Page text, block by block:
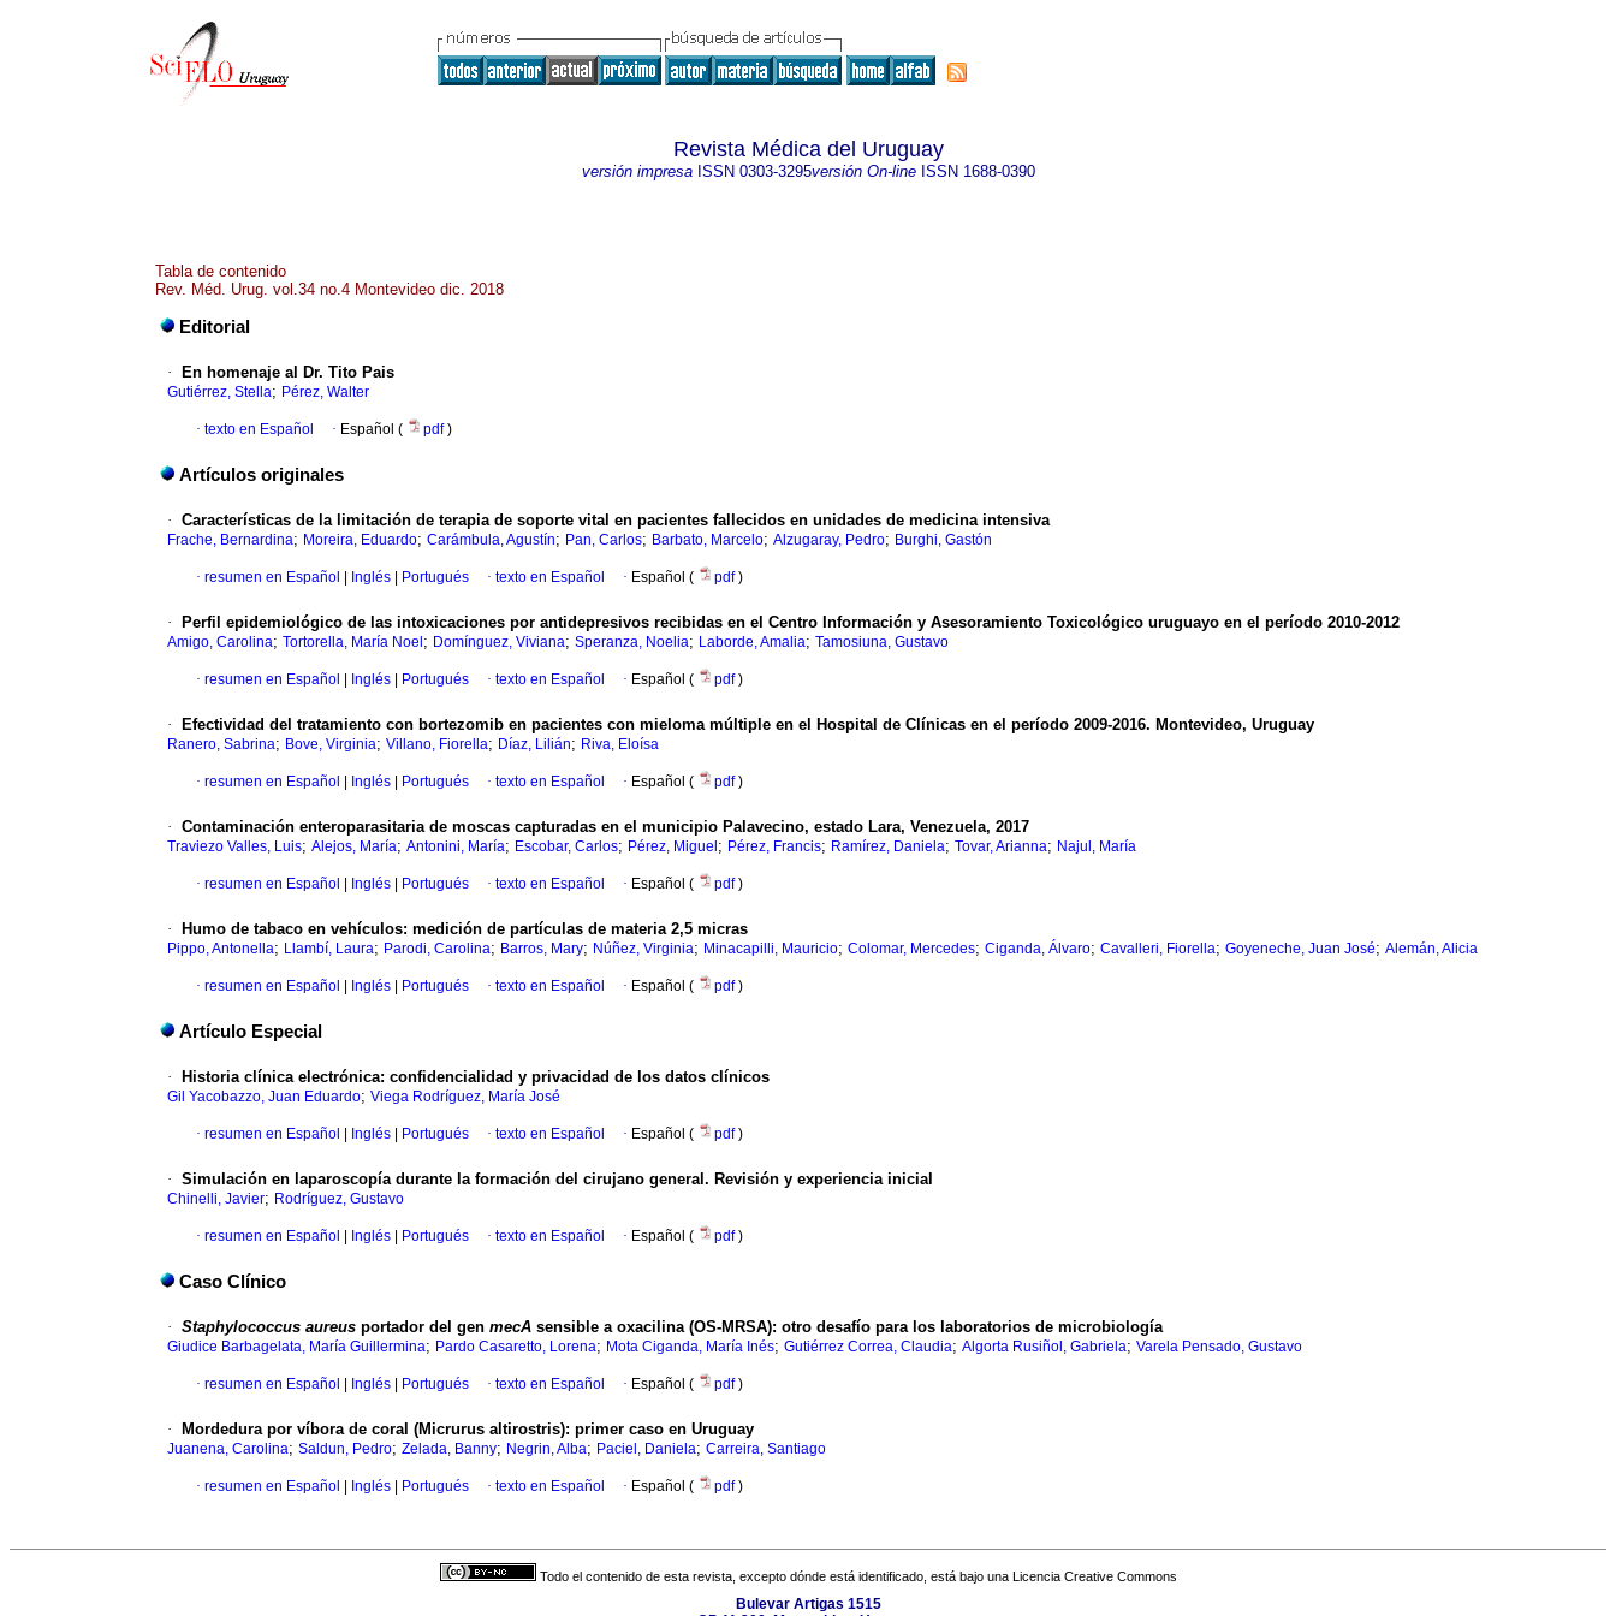
Revista Médica del Uruguay
versión impresaISSN 0303-3295versión On-lineISSN 1688-0390
Tabla de contenido
Rev. Méd. Urug. vol.34 no.4 Montevideo dic. 2018
Editorial
· En homenaje al Dr. Tito Pais
Gutiérrez, Stella; Pérez, Walter
· texto en Español · Español ( pdf)
Artículos originales
· Características de la limitación de terapia de soporte vital en pacientes fallecidos en unidades de medicina intensiva
Frache, Bernardina; Moreira, Eduardo; Carámbula, Agustín; Pan, Carlos; Barbato, Marcelo; Alzugaray, Pedro; Burghi, Gastón
· resumen en Español Inglés Portugués · texto en Español · Español ( pdf)
· Perfil epidemiológico de las intoxicaciones por antidepresivos recibidas en el Centro Información y Asesoramiento Toxicológico uruguayo en el período 2010-2012
Amigo, Carolina; Tortorella, María Noel ; Domínguez, Viviana; Speranza, Noelia; Laborde, Amalia; Tamosiuna, Gustavo
· resumen en Español Inglés Portugués · texto en Español · Español ( pdf)
· Efectividad del tratamiento con bortezomib en pacientes con mieloma múltiple en el Hospital de Clínicas en el período 2009-2016. Montevideo, Uruguay
Ranero, Sabrina; Bove, Virginia; Villano, Fiorella; Díaz, Lilián; Riva, Eloísa
· resumen en Español Inglés Portugués · texto en Español · Español ( pdf)
· Contaminación enteroparasitaria de moscas capturadas en el municipio Palavecino, estado Lara, Venezuela, 2017
Traviezo Valles, Luis; Alejos, María; Antonini, María; Escobar, Carlos; Pérez, Miguel ; Pérez, Francis; Ramírez, Daniela; Tovar, Arianna; Najul, María
· resumen en Español Inglés Portugués · texto en Español · Español ( pdf)
· Humo de tabaco en vehículos: medición de partículas de materia 2,5 micras
Pippo, Antonella; Llambí, Laura; Parodi, Carolina; Barros, Mary; Núñez, Virginia; Minacapilli, Mauricio; Colomar, Mercedes; Ciganda, Álvaro; Cavalleri, Fiorella; Goyeneche, Juan José; Alemán, Alicia
· resumen en Español Inglés Portugués · texto en Español · Español ( pdf)
Artículo Especial
· Historia clínica electrónica: confidencialidad y privacidad de los datos clínicos
Gil Yacobazzo, Juan Eduardo; Viega Rodríguez, María José
· resumen en Español Inglés Portugués · texto en Español · Español ( pdf)
· Simulación en laparoscopía durante la formación del cirujano general. Revisión y experiencia inicial
Chinelli, Javier; Rodríguez, Gustavo
· resumen en Español Inglés Portugués · texto en Español · Español ( pdf)
Caso Clínico
· Staphylococcus aureus portador del gen mecA sensible a oxacilina (OS-MRSA): otro desafío para los laboratorios de microbiología
Giudice Barbagelata, María Guillermina; Pardo Casaretto, Lorena; Mota Ciganda, María Inés; Gutiérrez Correa, Claudia; Algorta Rusiñol, Gabriela; Varela Pensado, Gustavo
· resumen en Español Inglés Portugués · texto en Español · Español ( pdf)
· Mordedura por víbora de coral (Micrurus altirostris): primer caso en Uruguay
Juanena, Carolina; Saldun, Pedro; Zelada, Banny; Negrin, Alba; Paciel, Daniela; Carreira, Santiago
· resumen en Español Inglés Portugués · texto en Español · Español ( pdf)
Todo el contenido de esta revista, excepto dónde está identificado, está bajo una Licencia Creative Commons
Bulevar Artigas 1515